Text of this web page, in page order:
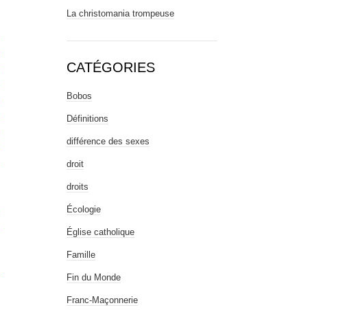
La christomania trompeuse
CATÉGORIES
Bobos
Définitions
différence des sexes
droit
droits
Écologie
Église catholique
Famille
Fin du Monde
Franc-Maçonnerie